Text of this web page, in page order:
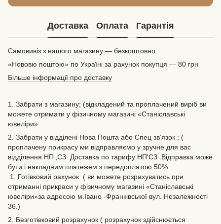
Доставка Оплата Гарантія
Самовивіз з нашого магазину — безкоштовно.
«Нововю поштою» по Україні за рахунок покупця — 80 грн
Більше інформації про доставку
1. Забрати з магазину; (відкладений та проплачений виріб ви
можете отримати у фізичному магазині «Станіславські
ювеліри»
2. Забрати у відділені Нова Пошта або Спец зв’язок ; (
проплачену прикрасу ми відправляємо у зручне для вас
відділення НП ‚СЗ. Доставка по тарифу НП‘СЗ .Відправка може
бути і накладним платежем з передоплатою 50% .
1. Готівковий рахунок ( ви можете розрахуватись при
отриманні прикраси у фізичному магазині «Станіславські
ювеліри»за адресою м.Івано -Франківської вул. Незалежності
36.)
2. Безготівковий розрахунок ( розрахунок здійснюється